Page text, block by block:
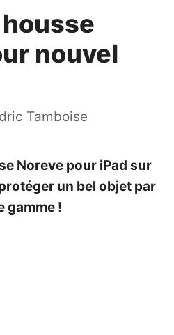
nouvel
Tamboise
Noreve pour iPad sur
un bel objet par
gamme !